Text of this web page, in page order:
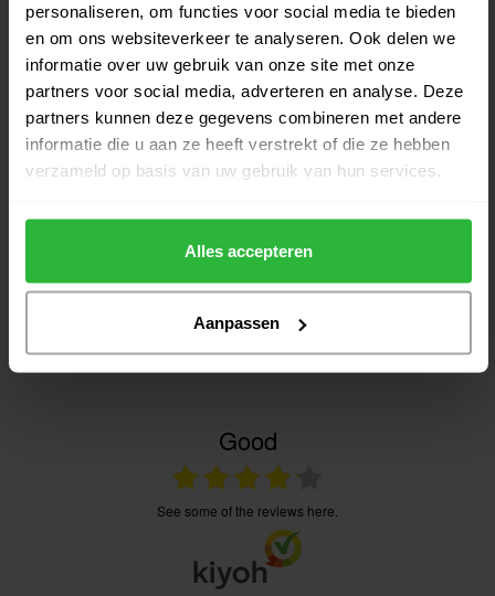
personaliseren, om functies voor social media te bieden
en om ons websiteverkeer te analyseren. Ook delen we
informatie over uw gebruik van onze site met onze
partners voor social media, adverteren en analyse. Deze
partners kunnen deze gegevens combineren met andere
informatie die u aan ze heeft verstrekt of die ze hebben
verzameld op basis van uw gebruik van hun services.
Alles accepteren
Aanpassen
Big Max Aqua UV Golfparaplu
Fuchsia
Niet op voorraad
€45,00
Of heeft u hulp nodig bij het bestellen? Neem gerust contact
klantenservice@golfshopsonline.com
Good
see some of the reviews here.